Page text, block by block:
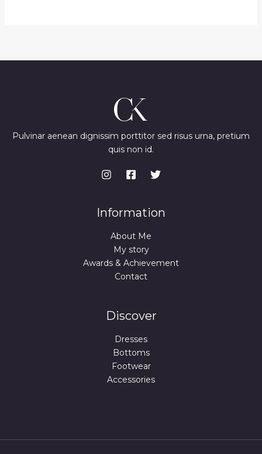
Pulvinar aenean dignissim porttitor sed risus urna, pretium
quis non id.
Information
About Me
My story
Awards & Achievement
Contact
Discover
Dresses
Bottoms
Footwear
Accessories